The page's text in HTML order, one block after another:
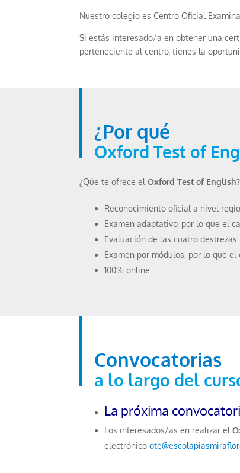
Nuestro colegio es Centro Oficial
Si estás interesado/a en obtener una
perteneciente al centro, tienes la
¿Por qué
Oxford Test of
¿Qúe te ofrece elOxford Test of English?
Reconocimiento oficial a nivel
Examen adaptativo, por lo que el
Evaluación de las cuatro
Examen por módulos, por lo que
100% online.
Convocatorias
a lo largo del
La próxima
Los interesados/as en realizar el
electrónico